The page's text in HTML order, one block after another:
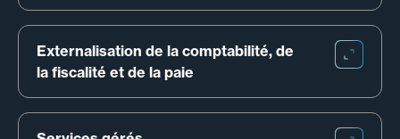
Externalisation de la comptabilité, de
la fiscalité et de la paie